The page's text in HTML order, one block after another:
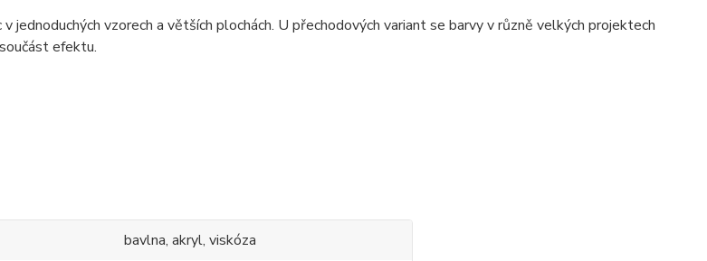
jednoduchých vzorech a větších plochách. U přechodových variant se barvy v různě velkých projektech
efektu.
bavlna, akryl, viskóza